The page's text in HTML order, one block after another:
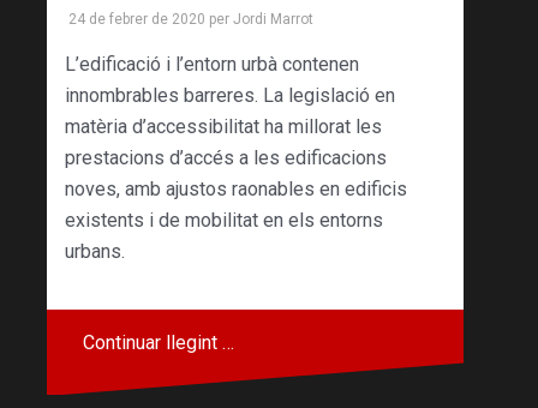
24 de febrer de 2020 per Jordi Marrot
L’edificació i l’entorn urbà contenen
innombrables barreres. La legislació en
matèria d’accessibilitat ha millorat les
prestacions d’accés a les edificacions
noves, amb ajustos raonables en edificis
existents i de mobilitat en els entorns
urbans.
Continuar llegint …